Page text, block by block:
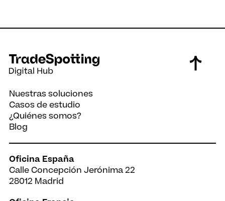
Nuestras soluciones
Casos de estudio
¿Quiénes somos?
Blog
Oficina España
Calle Concepción Jerónima 22
28012 Madrid